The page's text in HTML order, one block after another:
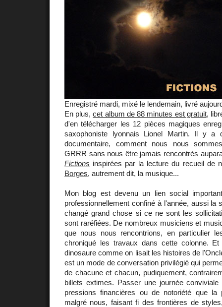
Enregistré mardi, mixé le lendemain, livré
En plus,cet album de 88 minutes est gratuit,
d'en télécharger les 12 pièces magiques
saxophoniste lyonnais Lionel Martin. Il y a
documentaire, comment nous nous
GRRR sans nous être jamais rencontrés
Fictions inspirées par la lecture du recueil de
Borges, autrement dit, la musique...
Mon blog est devenu un lien social
professionnellement confiné à l'année, aussi la
changé grand chose si ce ne sont les
sont raréfiées. De nombreux musiciens et
que nous nous rencontrions, en particulier
chroniqué les travaux dans cette colonne.
dinosaure comme on lisait les histoires de
est un mode de conversation privilégié qui
de chacune et chacun, pudiquement,
billets extimes. Passer une journée
pressions financières ou de notoriété que la
malgré nous, faisant fi des frontières de